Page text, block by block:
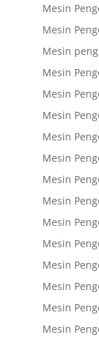
Mesin
Mesin
Mesin
Mesin
Mesin
Mesin
Mesin
Mesin
Mesin
Mesin
Mesin
Mesin
Mesin
Mesin
Mesin
Mesin